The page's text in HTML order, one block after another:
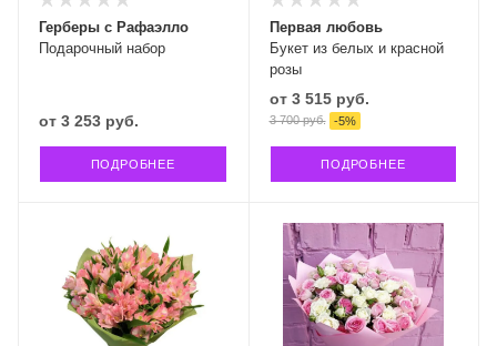
Подарочный набор
Герберы с Рафаэлло
от 3 253 руб.
ПОДРОБНЕЕ
Букет из белых и красной
розы
Первая любовь
от 3 515 руб.
3 700 руб. -5%
ПОДРОБНЕЕ